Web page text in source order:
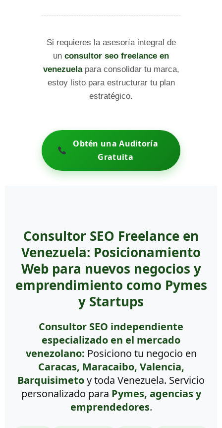
Si requieres la asesoría integral de
un consultor seo freelance en
venezuelapara consolidar tu marca,
estoy listo para estructurar tu plan
estratégico.
Obtén una Auditoría
Gratuita
Consultor SEO Freelance en
Venezuela: Posicionamiento
Web para nuevos negocios y
emprendimiento como Pymes
y Startups
Consultor SEO independiente
especializado en el mercado
venezolano: Posiciono tu negocio en
Caracas, Maracaibo, Valencia,
Barquisimetoy toda Venezuela. Servicio
personalizado para Pymes, agencias y
emprendedores.